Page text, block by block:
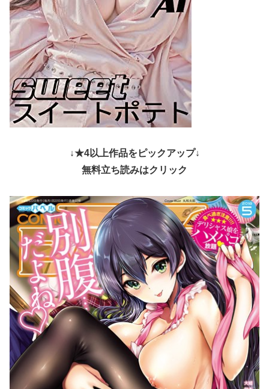
↓★4以上作品をピックアップ↓
無料立ち読みはクリック